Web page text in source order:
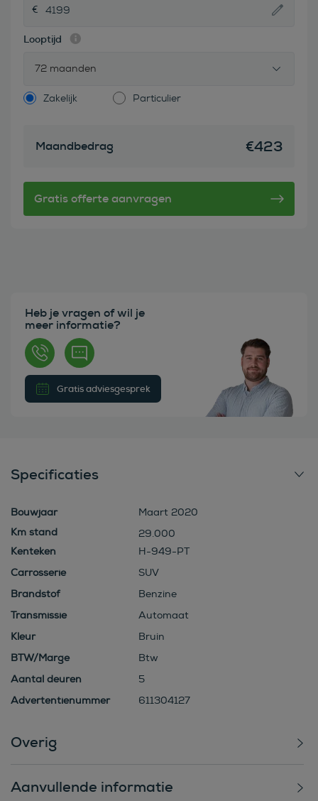
Looptijd
72 maanden
Zakelijk Particulier
Maandbedrag €423
Heb je vragen of wil je
meer informatie?
Gratis adviesgesprek
Specificaties
Bouwjaar
Maart 2020
29.000
Kenteken
H-949-PT
Carrosserie
SUV
Brandstof
Benzine
Transmissie
Automaat
Kleur
Bruin
BTW/Marge
Btw
Aantal deuren
5
Advertentienummer
611304127
Overig
Aanvullende informatie